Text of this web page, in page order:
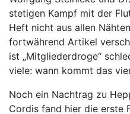
stetigen Kampf mit der
Heft nicht aus allen
fortwährend Artikel
ist „Mitgliederdroge“
viele: wann kommt das
Noch ein Nachtrag zu
Cordis fand hier die erste